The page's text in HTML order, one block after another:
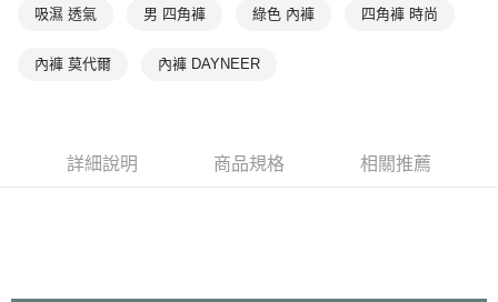
２．訂單成立數日內，您將收到繳費通知簡訊。
ATM／網路銀行／等多元方式進行付款，方視為交易完成。
※ 請注意：結帳手續完成當下不需立刻繳費，但若您需要取消訂單，請聯絡
是否繳費成功／繳費後需取消欲退款等相關疑問，請聯繫「AFTEE先享後付
客戶支援中心」 https://netprotections.freshdesk.com/support/home
每筆NT$90，滿NT$888(含以上)免運費
萊爾富取貨付款
每筆NT$90，滿NT$1,000(含以上)免運費
吸濕 透氣 男 四角褲 綠色 內褲 四角褲 時尚
內褲 莫代爾 內褲 DAYNEER
詳細說明 商品規格 相關推薦